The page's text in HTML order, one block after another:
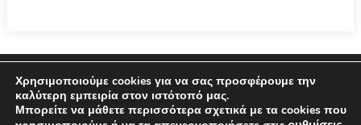
Επικοινωνία Όροι χρήσης – Πολιτική Απορρήτου
© 2026 Δήμος Αμφιλοχίας
Χρησιμοποιούμε cookies για να σας προσφέρουμε την
καλύτερη εμπειρία στον ιστότοπό μας.
Μπορείτε να μάθετε περισσότερα σχετικά με τα cookies που